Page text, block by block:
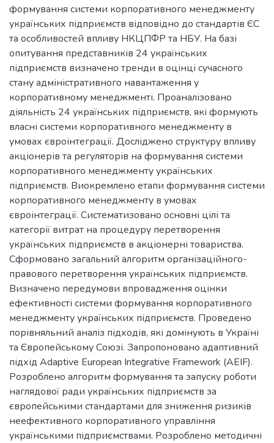
формування системи корпоративного менеджменту
українських підприємств відповідно до стандартів ЄС
та особливостей впливу НКЦПФР та НБУ. На базі
опитування представників 24 українських
підприємств визначено тренди в оцінці сучасного
стану адміністративного навантаження у
корпоративному менеджменті. Проаналізовано
діяльність 24 українських підприємств, які формують
власні системи корпоративного менеджменту в
умовах євроінтеграції. Досліджено структуру впливу
акціонерів та регуляторів на формування системи
корпоративного менеджменту українських
підприємств. Виокремлено етапи формування системи
корпоративного менеджменту в умовах
євроінтеграції. Систематизовано основні цілі та
категорії витрат на процедуру перетворення
українських підприємств в акціонерні товариства.
Сформовано загальний алгоритм організаційного-
правового перетворення українських підприємств.
Визначено передумови впровадження оцінки
ефективності системи формування корпоративного
менеджменту українських підприємств. Проведено
порівняльний аналіз підходів, які домінують в Україні
та Європейському Союзі. Запропоновано адаптивний
підхід Adaptive European Integrative Framework (AEIF).
Розроблено алгоритм формування та запуску роботи
наглядової ради українських підприємств за
європейськими стандартами для зниження ризиків
неефективного корпоративного управління
українськими підприємствами. Розроблено методичні